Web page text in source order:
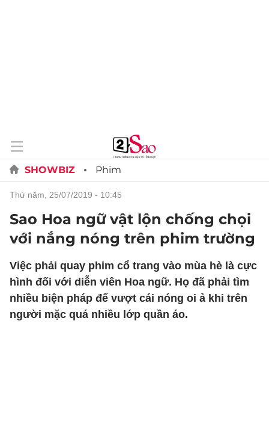
SHOWBIZ Phim
thứ năm, 25/07/2019 - 10:45
Sao Hoa ngữ vật lộn chống chọi
với nắng nóng trên phim trường
Việc phải quay phim cổ trang vào mùa hè là cực
hình đối với diễn viên Hoa ngữ. Họ đã phải tìm
nhiều biện pháp để vượt cái nóng oi ả khi trên
người mặc quá nhiều lớp quần áo.